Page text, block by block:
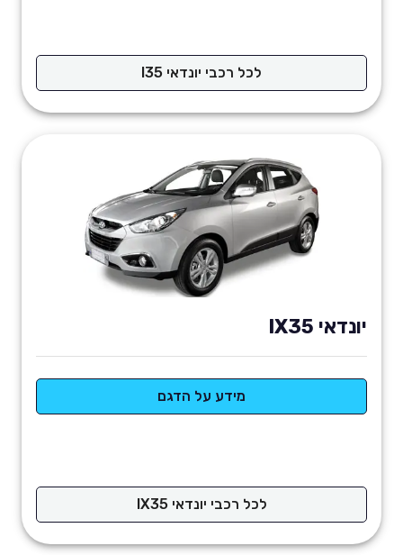
לכל רכבי יונדאי I35
יונדאי IX35
מידע על הדגם
לכל רכבי יונדאי IX35